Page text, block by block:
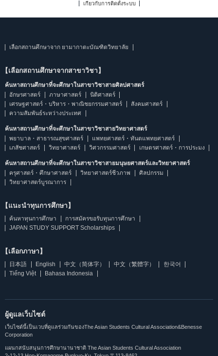
เกี่ยวกับการติดตั้งระบบ
เลือกสถานศึกษาจาก ยามากาตะบัณฑิตวิทยาลัย
【เลือกสถานศึกษาจากสาขาวิชา】
ค้นหาสถานศึกษาที่จะศึกษาในสาขาวิชาสายศิลปศาสตร์
อักษรศาสตร์
ภาษาศาสตร์
นิติศาสตร์
เศรษฐศาสตร์・บริหาร・พาณิชยกรรมศาสตร์
สังคมศาสตร์
ความสัมพันธ์ระหว่างประเทศ
ค้นหาสถานศึกษาที่จะศึกษาในสาขาวิชาสายวิทยาศาสตร์
พยาบาล・สาธารณสุขศาสตร์
แพทยศาสตร์・ทันตแพทยศาสตร์
เภสัชศาสตร์
วิทยาศาสตร์ วิศวกรรมศาสตร์ เกษตรศาสตร์・การประมง
ค้นหาสถานศึกษาที่จะศึกษาในสาขาวิชาสายมนุษยศาสตร์และวิทยาศาสตร์
ครุศาสตร์・ศึกษาศาสตร์
วิทยาศาสตร์ชีวภาพ
ศิลปกรรม
วิทยาศาสตร์บูรณาการ
【แนะนำทุนการศึกษา】
ค้นหาทุนการศึกษา
การสมัครขอรับทุนการศึกษา
JAPAN STUDY SUPPORT Scholarships
【เลือกภาษา】
日本語 English 中文（简体字） 中文（繁體字）
한국어
Tiếng Việt
Bahasa Indonesia
ผู้ดูแลเว็บไซต์
เว็บไซต์นี้เป็นเวบที่ดูแลร่วมกันของThe Asian Students Cultural Association&Benesse
Corporation
แผนกสนับสนุนการศึกษานานาชาติ The Asian Students Cultural Association